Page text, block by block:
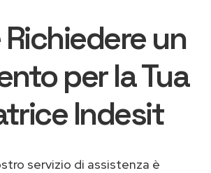
un
per la Tua
Indesit
servizio di assistenza è